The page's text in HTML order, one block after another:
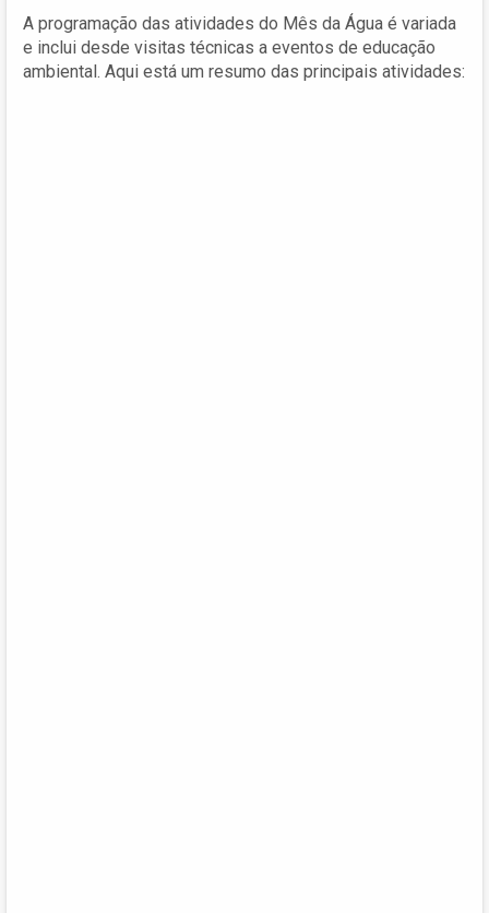
A programação das atividades do Mês da Água é variada
e inclui desde visitas técnicas a eventos de educação
ambiental. Aqui está um resumo das principais atividades: